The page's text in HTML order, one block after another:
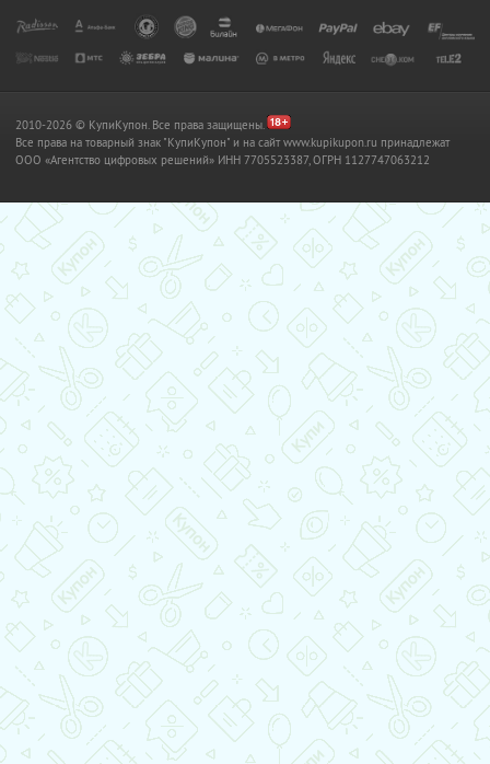
2010-2026 © КупиКупон. Все права защищены.
Все права на товарный знак "КупиКупон" и на сайт www.kupikupon.ru принадлежат
OOO «Агентство цифровых решений» ИНН 7705523387, ОГРН 1127747063212